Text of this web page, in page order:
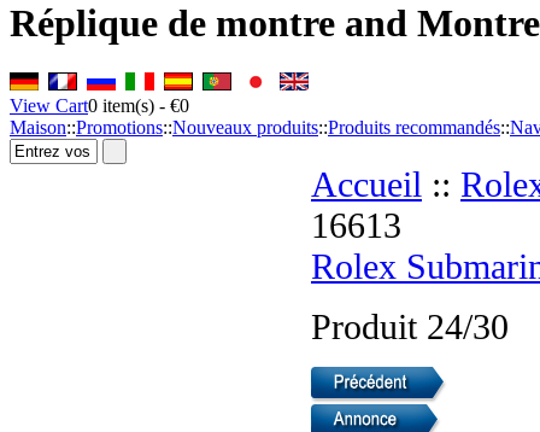
Réplique de montre and
View Cart0 item(s) - €0
Maison::Promotions::Nouveaux produits::Produits recommandés::
Accueil ::
16613
Rolex
Produit 24/30